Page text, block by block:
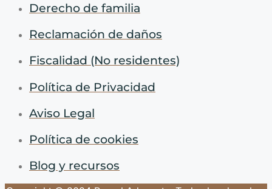
Derecho de familia
Reclamación de daños
Fiscalidad (No residentes)
Política de Privacidad
Aviso Legal
Política de cookies
Blog y recursos